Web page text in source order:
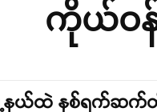
ကိုယ်ဝ
နယ်ထဲ နှစ်ရက်ဆက်